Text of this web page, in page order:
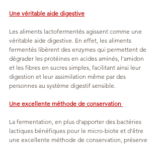
Une véritable aide digestive
Les aliments lactofermentés agissent comme une
véritable aide digestive. En effet, les aliments
fermentés libèrent des enzymes qui permettent de
dégrader les protéines en acides aminés, l’amidon
et les fibres en sucres simples, facilitant ainsi leur
digestion et leur assimilation même par des
personnes au système digestif sensible.
Une excellente méthode de conservation
La fermentation, en plus d'apporter des bactéries
lactiques bénéfiques pour le micro-biote et d'être
une excellente méthode de conservation, préserve